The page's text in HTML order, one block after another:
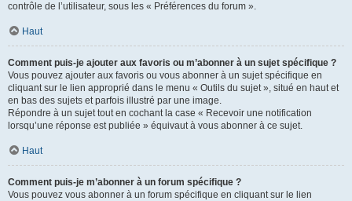
contrôle de l’utilisateur, sous les « Préférences du forum ».
Haut
Comment puis-je ajouter aux favoris ou m’abonner à un sujet spécifique ?
Vous pouvez ajouter aux favoris ou vous abonner à un sujet spécifique en
cliquant sur le lien approprié dans le menu « Outils du sujet », situé en haut et
en bas des sujets et parfois illustré par une image.
Répondre à un sujet tout en cochant la case « Recevoir une notification
lorsqu’une réponse est publiée » équivaut à vous abonner à ce sujet.
Haut
Comment puis-je m’abonner à un forum spécifique ?
Vous pouvez vous abonner à un forum spécifique en cliquant sur le lien